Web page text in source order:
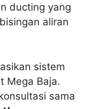
ducting yang
aliran
sistem
Mega Baja.
sama